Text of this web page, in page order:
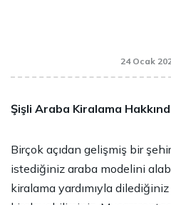
24 Ocak
Şişli Araba Kiralama
Birçok açıdan gelişmiş bir
istediğiniz araba modelini
kiralama yardımıyla